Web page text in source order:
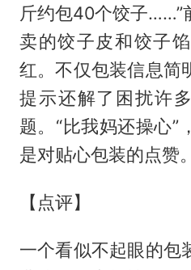
斤约包40个饺子……”
卖的饺子皮和饺子
红。不仅包装信息简
提示还解了困扰许
题。“比我妈还操心”
是对贴心包装的点赞。
【点评】
一个看似不起眼的包